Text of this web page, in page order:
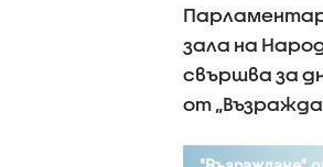
зала на
свършва за
от